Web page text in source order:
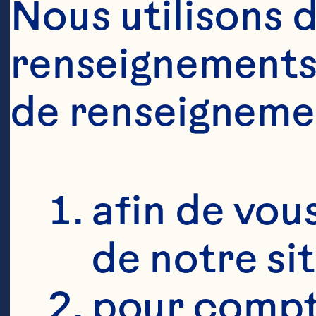
Nous utilisons
de
afin de
de notre
pour